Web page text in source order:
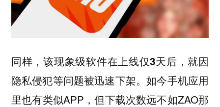
同样，该现象级软件在上线仅3天后，就因
隐私侵犯等问题被迅速下架。如今手机应用
里也有类似APP，但下载次数远不如ZAO那